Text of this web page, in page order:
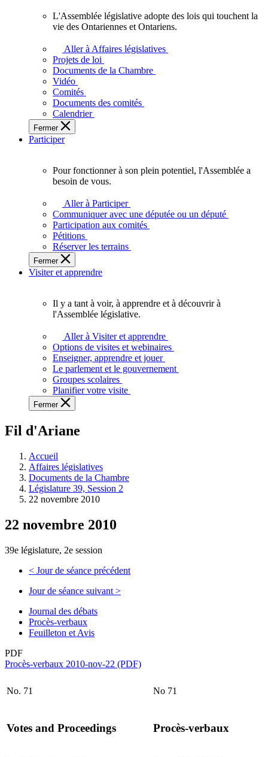
l'Ontario.
L'Assemblée
adopte
touchent
des
Ontariennes
et
L'Assemblée législative adopte des lois qui touchent la
vie des Ontariennes et Ontariens.
Aller à Affaires législatives
Projets de loi
Documents de la Chambre
Vidéo
Comités
Documents des comités
Calendrier
Fermer
Participer
plein
potentiel,
l'Assemblée
a
besoin
de
Pour fonctionner à son plein potentiel, l'Assemblée a
besoin de vous.
Aller à Participer
Communiquer avec une députée ou un député
Participation aux comités
Pétitions
Réserver les terrains
Fermer
Visiter et apprendre
voir,
apprendre
et
à
à
législative.
Il y a tant à voir, à apprendre et à découvrir à
l'Assemblée législative.
Aller à Visiter et apprendre
Options de visites et webinaires
Enseigner, apprendre et jouer
Le parlement et le gouvernement
Groupes scolaires
Planifier votre visite
Fermer
Fil d'Ariane
Accueil
Affaires législatives
Documents de la Chambre
Législature 39, Session 2
22 novembre 2010
22 novembre 2010
39e législature, 2e session
< Jour de séance précédent
Jour de séance suivant >
Journal des débats
Procès-verbaux
Feuilleton et Avis
PDF
Procès-verbaux 2010-nov-22 (PDF)
No. 71 No 71
Votes and Proceedings Procès-verbaux